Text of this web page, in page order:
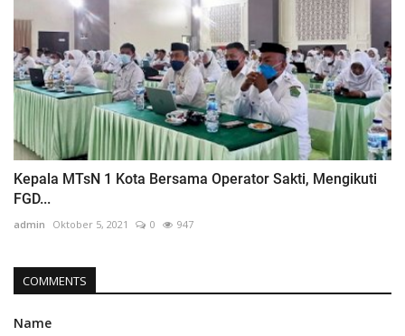
Kepala MTsN 1 Kota Bersama Operator Sakti, Mengikuti
FGD...
admin Oktober 5, 2021 0 947
COMMENTS
Name